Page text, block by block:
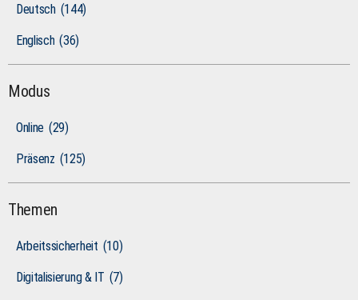
Deutsch (144)
Englisch (36)
Modus
Online (29)
Präsenz (125)
Themen
Arbeitssicherheit (10)
Digitalisierung & IT (7)